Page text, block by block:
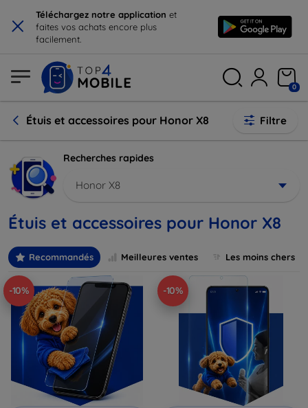
× Téléchargez notre application et
faites vos achats encore plus
facilement.
0
Étuis et accessoires pour Honor X8 Filtre
Recherches rapides
Honor X8
Étuis et accessoires pour Honor X8
Recommandés Meilleures ventes Les moins chers
-10% -10%